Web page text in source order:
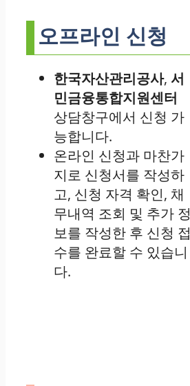
오프라인 신청
한국자산관리공사, 서
민금융통합지원센터
상담창구에서 신청 가
능합니다.
온라인 신청과 마찬가
지로 신청서를 작성하
고, 신청 자격 확인, 채
무내역 조회 및 추가 정
보를 작성한 후 신청 접
수를 완료할 수 있습니
다.